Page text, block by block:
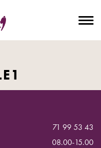
71 99 53 43
08.00-15.00